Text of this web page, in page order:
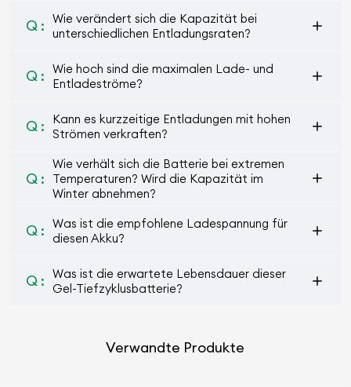
Q :
Wie verändert sich die Kapazität bei
unterschiedlichen Entladungsraten?
Q :
Wie hoch sind die maximalen Lade- und
Entladeströme?
Q :
Kann es kurzzeitige Entladungen mit hohen
Strömen verkraften?
Q :
Wie verhält sich die Batterie bei extremen
Temperaturen? Wird die Kapazität im
Winter abnehmen?
Q :
Was ist die empfohlene Ladespannung für
diesen Akku?
Q :
Was ist die erwartete Lebensdauer dieser
Gel-Tiefzyklusbatterie?
Verwandte Produkte